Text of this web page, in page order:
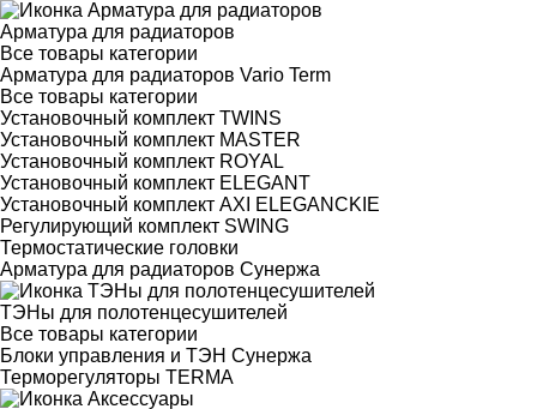
Арматура для радиаторов
Все товары категории
Арматура для радиаторов Vario Term
Все товары категории
Установочный комплект TWINS
Установочный комплект MASTER
Установочный комплект ROYAL
Установочный комплект ELEGANT
Установочный комплект AXI ELEGANCKIE
Регулирующий комплект SWING
Термостатические головки
Арматура для радиаторов Сунержа
ТЭНы для полотенцесушителей
Все товары категории
Блоки управления и ТЭН Сунержа
Терморегуляторы TERMA